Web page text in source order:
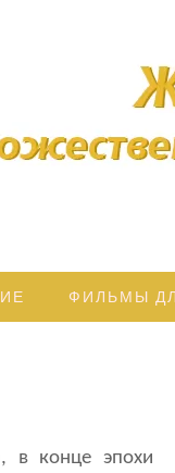
ФИЛЬМЫ
в конце эпохи